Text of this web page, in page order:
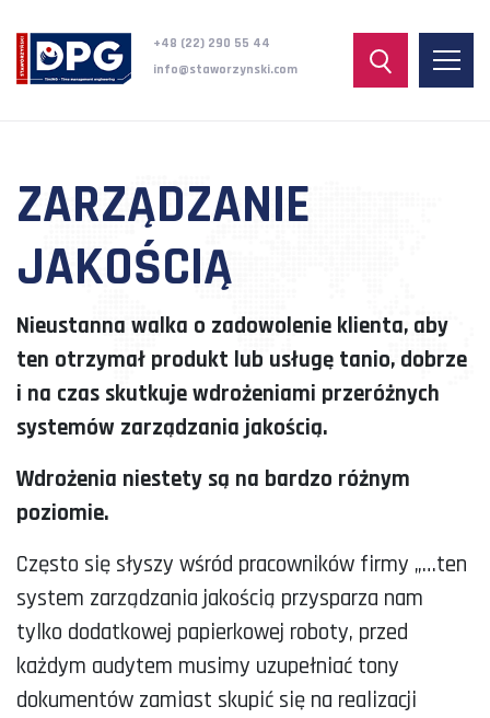
+48 (22) 290 55 44
info@staworzynski.com
ZARZĄDZANIE
JAKOŚCIĄ
Nieustanna walka o zadowolenie klienta, aby
ten otrzymał produkt lub usługę tanio, dobrze
i na czas skutkuje wdrożeniami przeróżnych
systemów zarządzania jakością.
Wdrożenia niestety są na bardzo różnym
poziomie.
Często się słyszy wśród pracowników firmy „…ten
system zarządzania jakością przysparza nam
tylko dodatkowej papierkowej roboty, przed
każdym audytem musimy uzupełniać tony
dokumentów zamiast skupić się na realizacji